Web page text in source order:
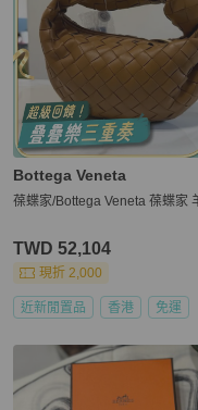
Bottega Veneta
葆蝶家/Bottega
TWD 52,104
現折 2,000
近新閒置品 香港 免運